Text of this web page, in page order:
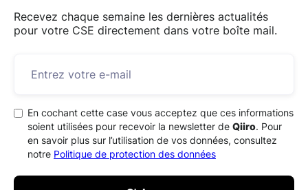
Recevez chaque semaine les dernières actualités
pour votre CSE directement dans votre boîte mail.
En cochant cette case vous acceptez que ces informations
soient utilisées pour recevoir la newsletter de Qiiro. Pour
en savoir plus sur l’utilisation de vos données, consultez
notre Politique de protection des données